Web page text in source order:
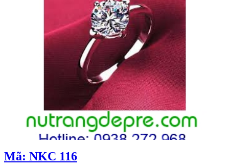
Mã: NKC 116